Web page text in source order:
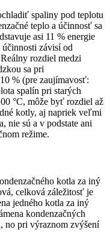
spaliny pod teplotu
teplo a účinnosť sa
asi 11 % energie
závisí od
rozdiel medzi
sa pri
% (pre zaujímavosť:
spalín pri starých
°C, môže byť rozdiel až
kotly, aj napriek veľmi
nie sú a v podstate ani
režime.
kotla za iný
celková záležitosť je
jedného kotla za iný
kondenzačných
no pri výraznom zvýšení